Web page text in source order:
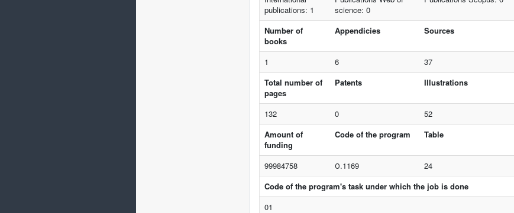
publications: 1
science: 0
Number of
books
Appendicies Sources
1 6
37
Total number of
pages
Patents Illustrations
132 0
52
Amount of
funding
Code of the program Table
99984758 О.1169
24
Code of the program's task under which the job is done
01